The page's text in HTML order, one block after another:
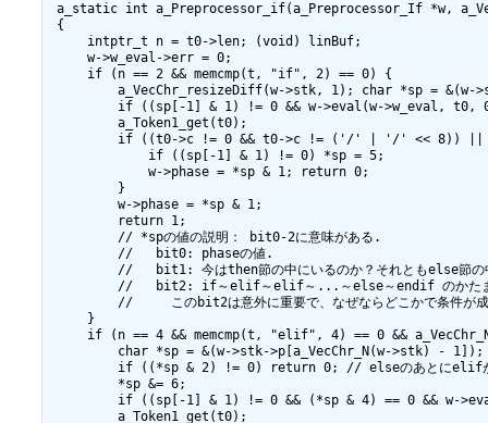
a_static int a_Preprocessor_if(a_Preprocessor_If *w,
{
     intptr_t n = t0->len; (void) linBuf;
     w->w_eval->err = 0;
     if (n == 2 && memcmp(t, "if", 2) == 0) {
a_VecChr_resizeDiff(w->stk, 1); char *sp = &(w-
if ((sp[-1] & 1) != 0 && w->eval(w->w_eval, t0,
         a_Token1_get(t0);
if ((t0->c != 0 && t0->c != ('/' | '/' << 8))
             if ((sp[-1] & 1) != 0) *sp = 5;
             w->phase = *sp & 1; return 0;
         }
         w->phase = *sp & 1;
         return 1;
         // *spの値の説明： bit0-2に意味がある.
         //   bit0: phaseの値.
//   bit1: 今はthen節の中にいるのか？それともelse節
//   bit2: if～elif～elif～...～else～endif のかたま
//     このbit2は意外に重要で、なぜならどこかで条件が
     }
if (n == 4 && memcmp(t, "elif", 4) == 0 &&
         char *sp = &(w->stk->p[a_VecChr_N(w->stk) - 1]);
if ((*sp & 2) != 0) return 0; // elseのあとにelifが
         *sp &= 6;
if ((sp[-1] & 1) != 0 && (*sp & 4) == 0 && w-
         a_Token1_get(t0);